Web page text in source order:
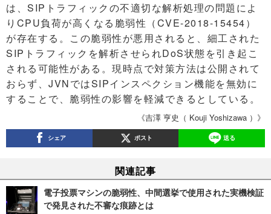
は、SIPトラフィックの不適切な解析処理の問題によ
りCPU負荷が高くなる脆弱性（CVE-2018-15454）
が存在する。この脆弱性が悪用されると、細工された
SIPトラフィックを解析させられDoS状態を引き起こ
される可能性がある。現時点で対策方法は公開されて
おらず、JVNではSIPインスペクション機能を無効に
することで、脆弱性の影響を軽減できるとしている。
《吉澤 亨史（ Kouji Yoshizawa ）》
シェア ポスト 送る
関連記事
電子投票マシンの脆弱性、中間選挙で使用された実機検証
で発見された不審な痕跡とは